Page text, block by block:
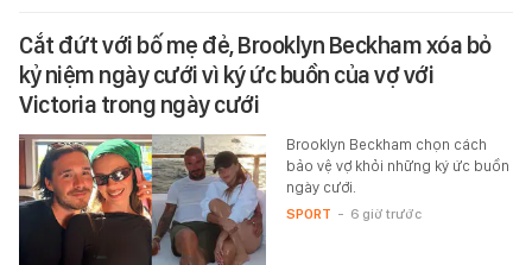
Cắt đứt với bố mẹ đẻ, Brooklyn Beckham xóa bỏ
kỷ niệm ngày cưới vì ký ức buồn của vợ với
Victoria trong ngày cưới
Brooklyn Beckham chọn cách
bảo vệ vợ khỏi những ký ức buồn
ngày cưới.
SPORT - 6 giờ trước